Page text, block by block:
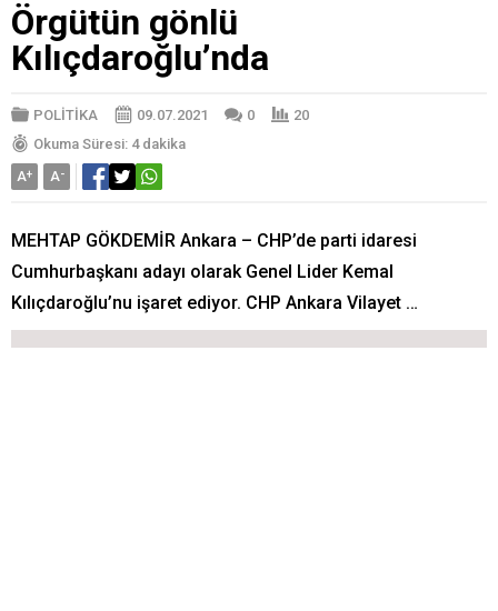
Örgütün gönlü
Kılıçdaroğlu’nda
POLİTİKA 09.07.2021 0
20
Okuma Süresi: 4 dakika
A+ A-
MEHTAP GÖKDEMİR Ankara – CHP’de parti idaresi
Cumhurbaşkanı adayı olarak Genel Lider Kemal
Kılıçdaroğlu’nu işaret ediyor. CHP Ankara Vilayet …